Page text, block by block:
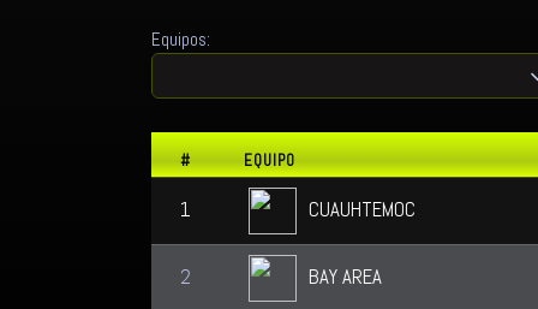
Equipos:
# EQUIPO
1 CUAUHTEMOC
2 BAY AREA